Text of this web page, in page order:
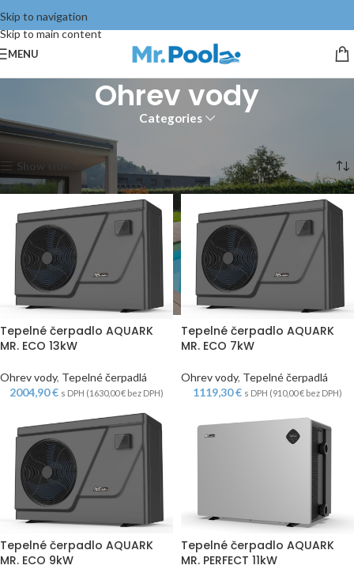
Skip to navigation
Skip to main content
MENU
Ohrev vody
Categories
Domov Strojovňa bazéna
Show sidebar
Tepelné čerpadlo AQUARK
MR. ECO 13kW
Ohrev vody, Tepelné čerpadlá
2004,90€ s DPH (1630,00€ bez DPH)
Tepelné čerpadlo AQUARK
MR. ECO 7kW
Ohrev vody, Tepelné čerpadlá
1119,30€ s DPH (910,00€ bez DPH)
Tepelné čerpadlo AQUARK
MR. ECO 9kW
Tepelné čerpadlo AQUARK
MR. PERFECT 11kW